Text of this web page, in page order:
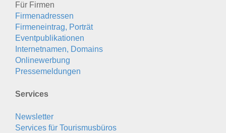
Für Firmen
Firmenadressen
Firmeneintrag, Porträt
Eventpublikationen
Internetnamen, Domains
Onlinewerbung
Pressemeldungen
Services
Newsletter
Services für Tourismusbüros